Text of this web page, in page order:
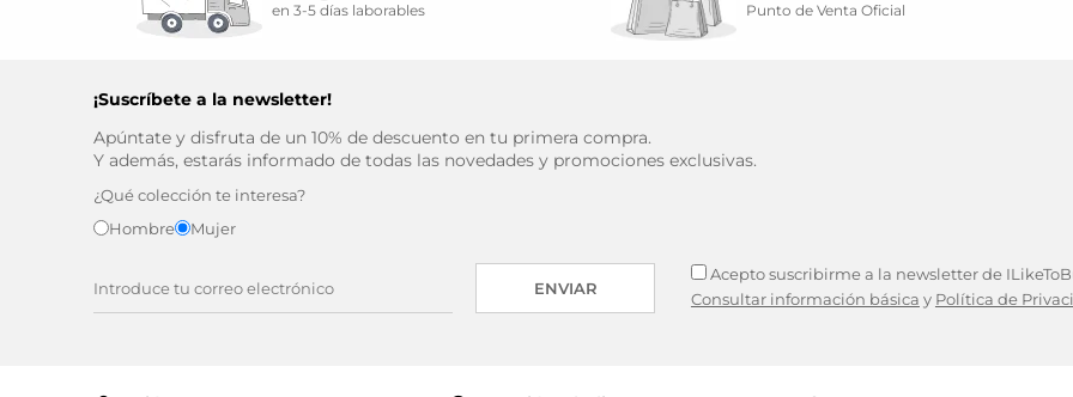
en 3-5 días laborables
Punto de Venta Oficial
¡Suscríbete a la newsletter!
Apúntate y disfruta de un 10% de descuento en tu primera compra.
Y además, estarás informado de todas las novedades y promociones exclusivas.
¿Qué colección te interesa?
Hombre
Mujer
ENVIAR
Acepto suscribirme a la newsletter de
Consultar información básica y Política de